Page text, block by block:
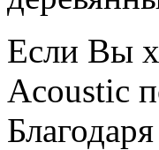
Если Вы
Acoustic